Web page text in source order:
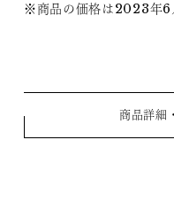
※商品の価格は2023年6
商品詳細